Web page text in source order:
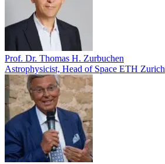
Prof. Dr. Thomas H. Zurbuchen
Astrophysicist, Head of Space ETH Zurich